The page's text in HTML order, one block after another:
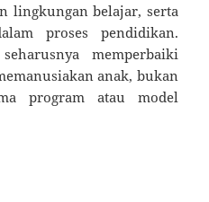
lingkungan belajar, serta
proses pendidikan.
memperbaiki
anak, bukan
program atau model